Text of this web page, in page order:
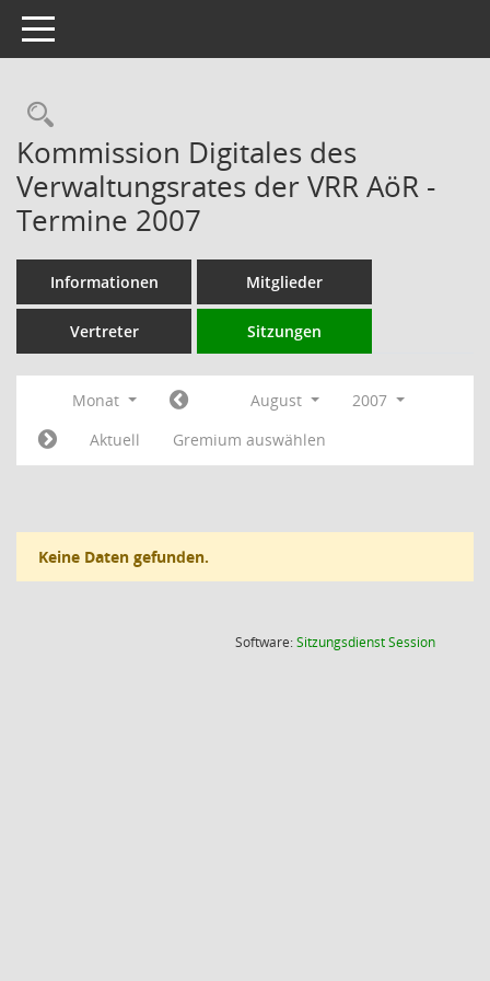
Toggle navigation
Rechercheauswahl
Kommission Digitales des
Verwaltungsrates der VRR AöR -
Termine 2007
Informationen Mitglieder
Vertreter Sitzungen
Monat August
2007
Aktuell
Gremium auswählen
Keine Daten gefunden.
Software:SitzungsdienstSession(Wird in